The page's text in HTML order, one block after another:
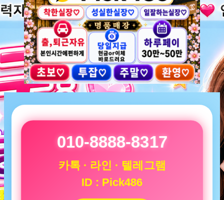
010-8888-8317
카톡 · 라인 · 텔레그램
ID : Pick486